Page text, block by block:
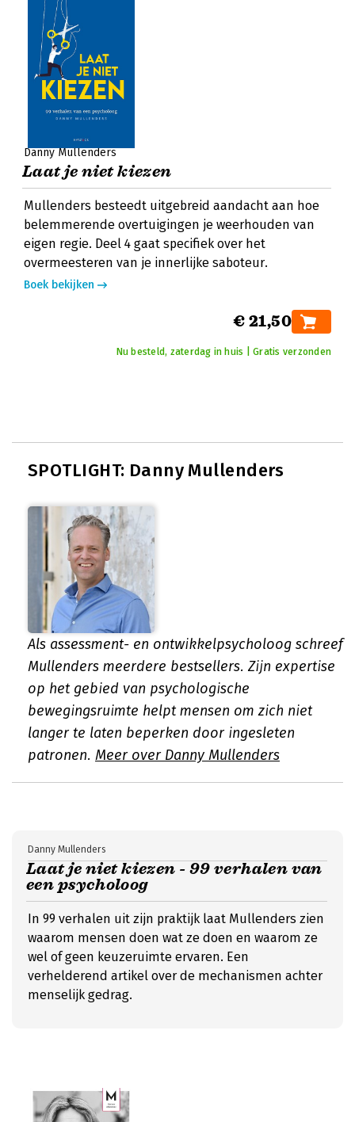
Danny Mullenders
Laat je niet kiezen
Mullenders besteedt uitgebreid aandacht aan hoe
belemmerende overtuigingen je weerhouden van
eigen regie. Deel 4 gaat specifiek over het
overmeesteren van je innerlijke saboteur.
Boek bekijken
€ 21,50
Nu besteld, zaterdag in huis | Gratis verzonden
SPOTLIGHT: Danny Mullenders
Als assessment- en ontwikkelpsycholoog schreef
Mullenders meerdere bestsellers. Zijn expertise
op het gebied van psychologische
bewegingsruimte helpt mensen om zich niet
langer te laten beperken door ingesleten
patronen. Meer over Danny Mullenders
Laat je niet kiezen - 99 verhalen van
een psycholoog
Danny Mullenders
In 99 verhalen uit zijn praktijk laat Mullenders zien
waarom mensen doen wat ze doen en waarom ze
wel of geen keuzeruimte ervaren. Een
verhelderend artikel over de mechanismen achter
menselijk gedrag.